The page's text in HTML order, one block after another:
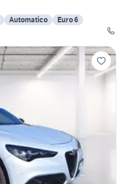
Automatico
Euro 6